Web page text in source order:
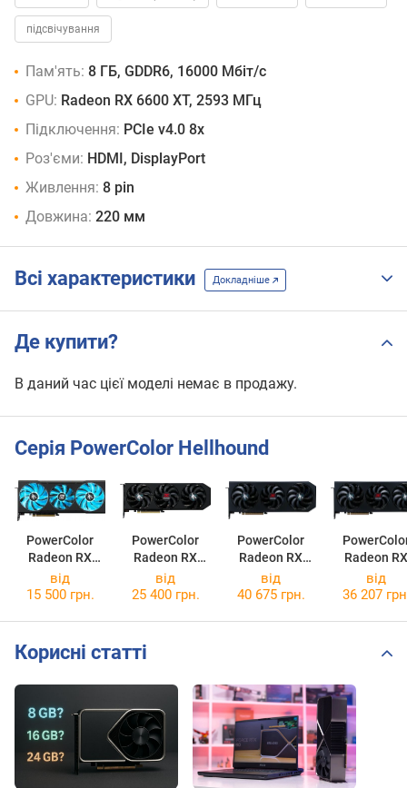
підсвічування
Пам'ять: 8 ГБ, GDDR6, 16000 Мбіт/с
GPU: Radeon RX 6600 XT, 2593 МГц
Підключення: PCIe v4.0 8x
Роз'єми: HDMI, DisplayPort
Живлення: 8 pin
Довжина: 220 мм
Всі характеристики Докладніше
Де купити?
В даний час цієї моделі немає в продажу.
Серія PowerColor Hellhound
PowerColor
Radeon RX
6700 XT
Hellhound
PowerColor
Radeon RX
9060 XT
Hellhound
PowerColor
Radeon RX
9070 XT
Hellhound
Radeon RX
9070
Hellhound
від
15 500 грн.
від
25 400 грн.
від
40 675 грн.
від
36 207
Корисні статті